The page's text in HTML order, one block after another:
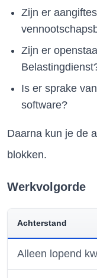
Zijn er
Zijn er
Is er sprake
software?
Daarna kun je de
blokken.
Werkvolgorde
Achterstand
Alleen lopend